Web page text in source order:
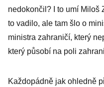
nedokončil? I to umí Miloš
to vadilo, ale tam šlo o
ministra zahraničí, který
který působí na poli
Každopádně jak ohledně